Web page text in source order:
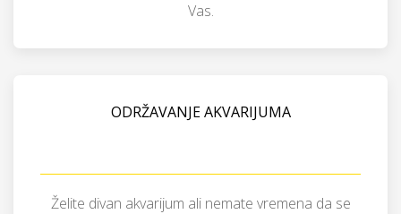
Vas.
ODRŽAVANJE AKVARIJUMA
Želite divan akvarijum ali nemate vremena da se